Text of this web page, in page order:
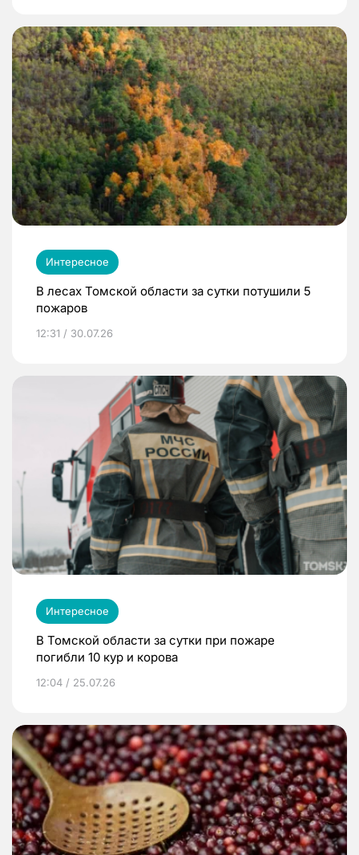
Интересное
В лесах Томской области за сутки потушили 5
пожаров
12:31 / 30.07.26
Интересное
В Томской области за сутки при пожаре
погибли 10 кур и корова
12:04 / 25.07.26